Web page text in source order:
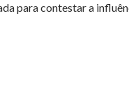
para contestar a